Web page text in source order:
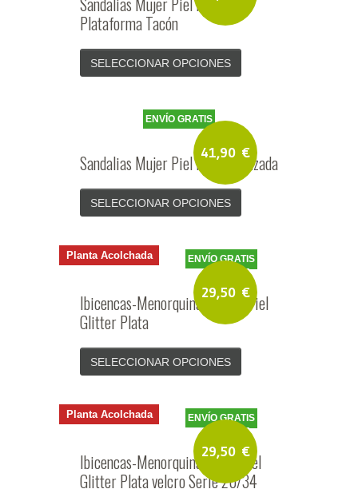
Plataforma Tacón
SELECCIONAR OPCIONES
41,90 €
ENVÍO GRATIS
Sandalias Mujer Piel Plata Trenzada
SELECCIONAR OPCIONES
29,50 €
Planta Acolchada ENVÍO GRATIS
Ibicencas-Menorquinas Mujer Piel
Glitter Plata
SELECCIONAR OPCIONES
29,50 €
Planta Acolchada ENVÍO GRATIS
Ibicencas-Menorquinas Niña Piel
Glitter Plata velcro Serie 20/34